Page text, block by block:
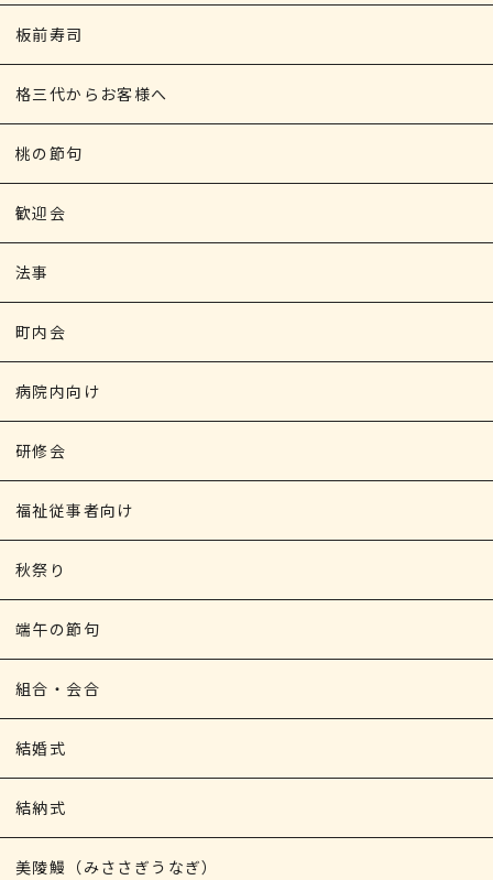
板前寿司
格三代からお客様へ
桃の節句
歓迎会
法事
町内会
病院内向け
研修会
福祉従事者向け
秋祭り
端午の節句
組合・会合
結婚式
結納式
美陵鰻（みささぎうなぎ）